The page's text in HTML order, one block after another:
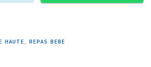
HAUTE, REPAS BEBE